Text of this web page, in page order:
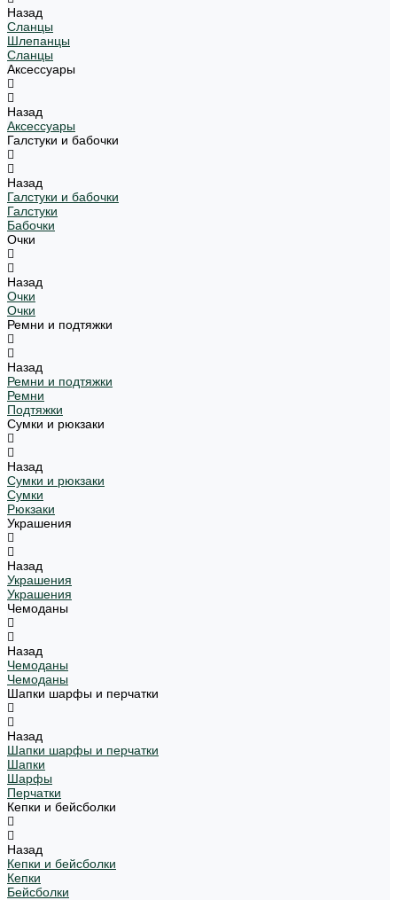
Назад
Сланцы
Шлепанцы
Сланцы
Аксессуары
Назад
Аксессуары
Галстуки и бабочки
Назад
Галстуки и бабочки
Галстуки
Бабочки
Очки
Назад
Очки
Очки
Ремни и подтяжки
Назад
Ремни и подтяжки
Ремни
Подтяжки
Сумки и рюкзаки
Назад
Сумки и рюкзаки
Сумки
Рюкзаки
Украшения
Назад
Украшения
Украшения
Чемоданы
Назад
Чемоданы
Чемоданы
Шапки шарфы и перчатки
Назад
Шапки шарфы и перчатки
Шапки
Шарфы
Перчатки
Кепки и бейсболки
Назад
Кепки и бейсболки
Кепки
Бейсболки